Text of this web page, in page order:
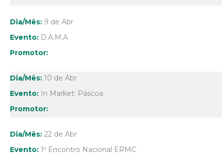
9 de Abr
D.A.M.A
10 de Abr
In Market: Páscoa
22 de Abr
1º Encontro Nacional ERMC